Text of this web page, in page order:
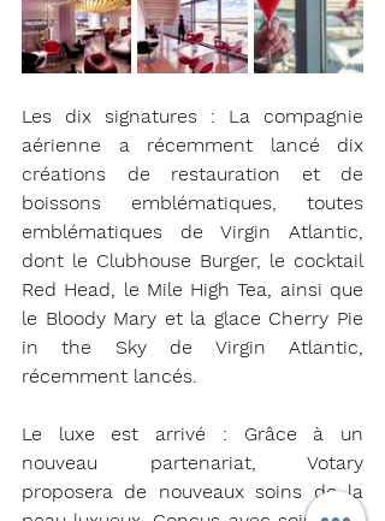
Les dix signatures : La compagnie
aérienne a récemment lancé dix
créations de restauration et de
boissons emblématiques, toutes
emblématiques de Virgin Atlantic,
dont le Clubhouse Burger, le cocktail
Red Head, le Mile High Tea, ainsi que
le Bloody Mary et la glace Cherry Pie
in the Sky de Virgin Atlantic,
récemment lancés.
Le luxe est arrivé : Grâce à un
nouveau partenariat, Votary
proposera de nouveaux soins de la